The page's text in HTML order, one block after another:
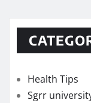
Health Tips
Sgrr